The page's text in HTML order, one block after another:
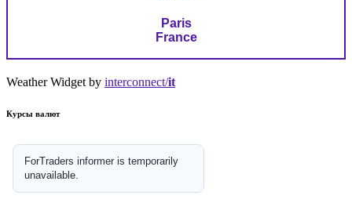
Paris
France
Weather Widget by interconnect/it
Курсы валют